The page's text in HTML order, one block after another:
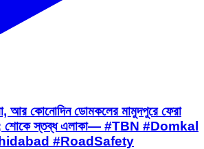
আর কোনোদিন ডোমকলের মামুদপুরে ফেরা
শোকে স্তব্ধ এলাকা— #TBN #Domkal
#RoadSafety